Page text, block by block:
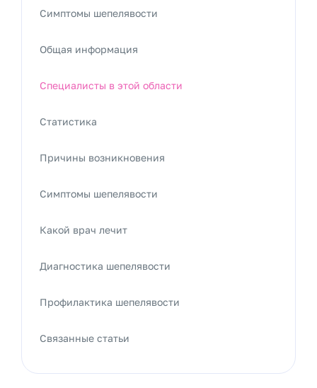
Симптомы шепелявости
Общая информация
Специалисты в этой области
Статистика
Причины возникновения
Симптомы шепелявости
Какой врач лечит
Диагностика шепелявости
Профилактика шепелявости
Связанные статьи